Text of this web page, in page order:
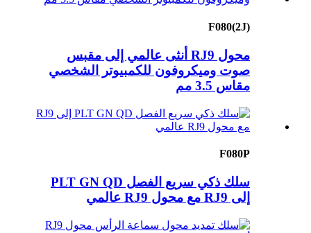
F080(2J)
محول RJ9 أنثى عالمي إلى مقبس
صوت وميكروفون للكمبيوتر الشخصي
مقاس 3.5 مم
F080P
سلك ذكي سريع الفصل PLT GN QD
إلى RJ9 مع محول RJ9 عالمي